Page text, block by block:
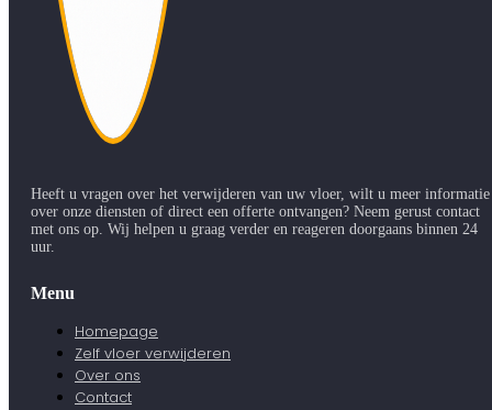
Heeft u vragen over het verwijderen van uw vloer, wilt u meer informatie
over onze diensten of direct een offerte ontvangen? Neem gerust contact
met ons op. Wij helpen u graag verder en reageren doorgaans binnen 24
uur.
Menu
Homepage
Zelf vloer verwijderen
Over ons
Contact